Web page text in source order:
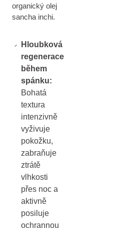
organický olej
sancha inchi.
Hloubková
regenerace
během
spánku:
Bohatá
textura
intenzivně
vyživuje
pokožku,
zabraňuje
ztrátě
vlhkosti
přes noc a
aktivně
posiluje
ochrannou